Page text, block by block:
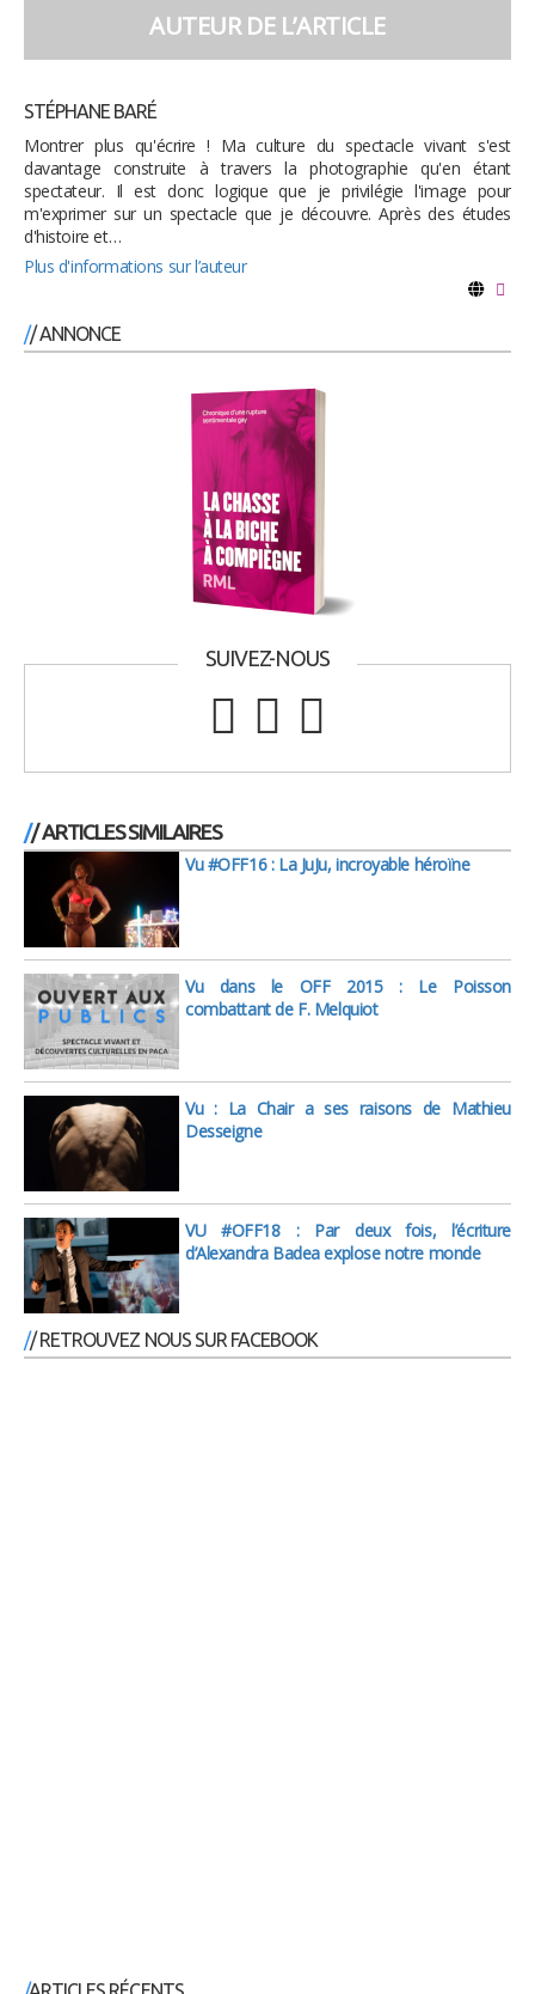
AUTEUR DE L’ARTICLE
STÉPHANE BARÉ
Montrer plus qu'écrire ! Ma culture du spectacle vivant s'est
davantage construite à travers la photographie qu'en étant
spectateur. Il est donc logique que je privilégie l'image pour
m'exprimer sur un spectacle que je découvre. Après des études
d'histoire et…
Plus d'informations sur l’auteur
/ ANNONCE
SUIVEZ-NOUS
/ ARTICLES SIMILAIRES
Vu #OFF16 : La JuJu, incroyable héroïne
Vu dans le OFF 2015 : Le Poisson
combattant de F. Melquiot
Vu : La Chair a ses raisons de Mathieu
Desseigne
VU #OFF18 : Par deux fois, l’écriture
d’Alexandra Badea explose notre monde
/ RETROUVEZ NOUS SUR FACEBOOK